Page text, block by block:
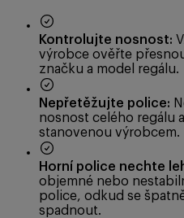
Kontrolujte nosnost:
výrobce ověřte
značku a model regálu.
Nepřetěžujte police:
nosnost celého regálu
stanovenou výrobcem.
Horní police nechte
objemné nebo
police, odkud se
spadnout.